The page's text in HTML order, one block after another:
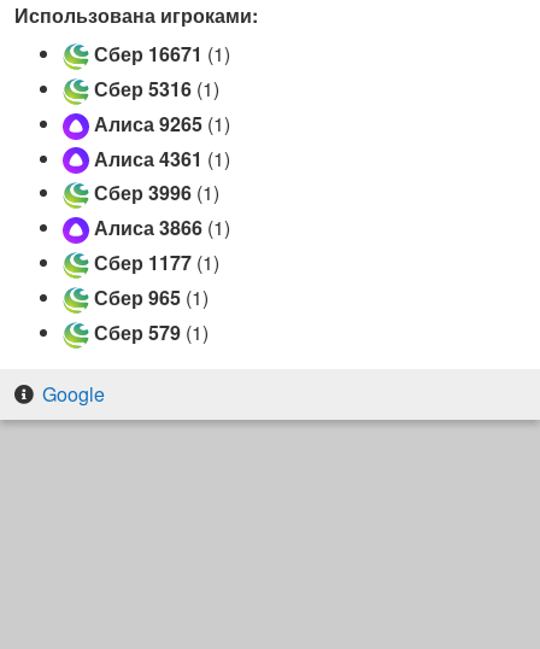
Использована игроками:
Сбер 16671 (1)
Сбер 5316 (1)
Алиса 9265 (1)
Алиса 4361 (1)
Сбер 3996 (1)
Алиса 3866 (1)
Сбер 1177 (1)
Сбер 965 (1)
Сбер 579 (1)
Google